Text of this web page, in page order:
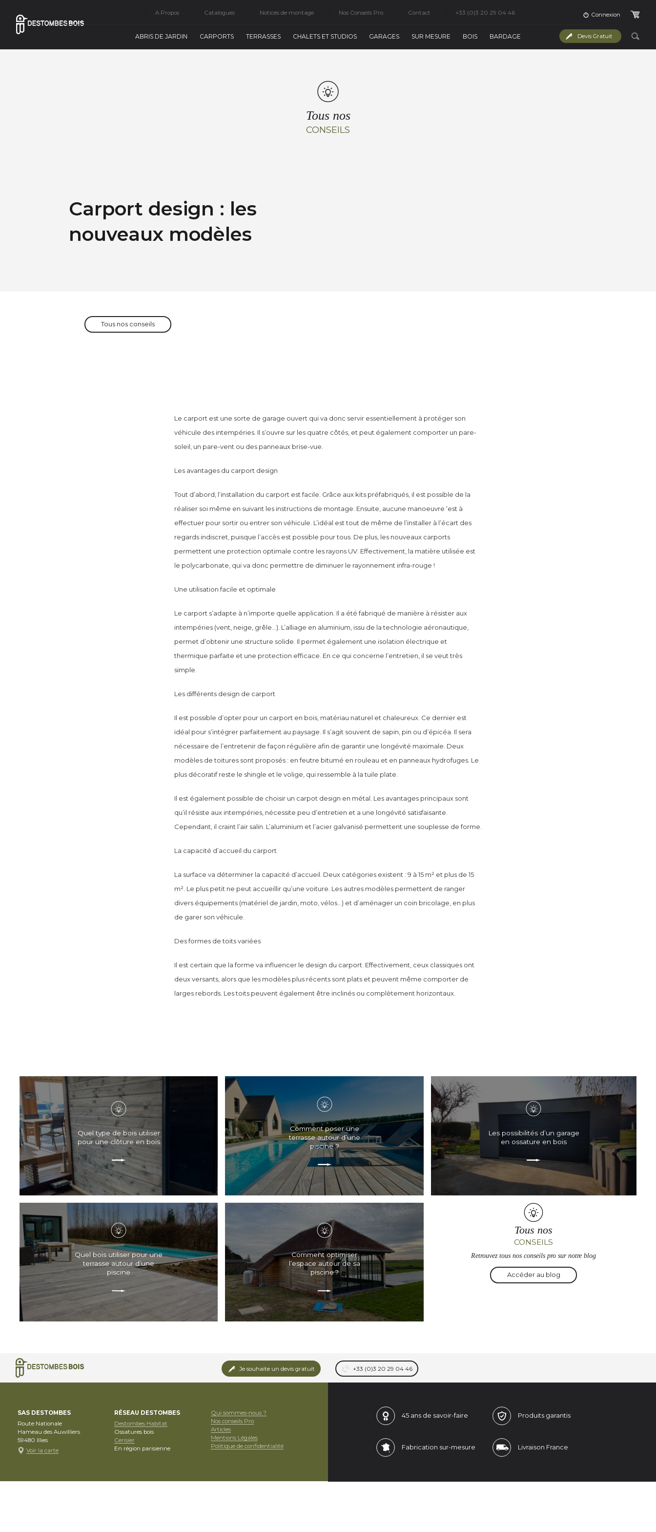
ABRIS DE JARDIN CARPORTS TERRASSES CHALETS ET STUDIOS GARAGES SUR MESURE BOIS BARDAGE
A Propos Catalogues Notices de montage Nos Conseils Pro Contact +33 (0)3 20 29 04 46
Devis Gratuit
Connexion
Tous nos
CONSEILS
Carport design : les
nouveaux modèles
Tous nos conseils
Le carport est une sorte de garage ouvert qui va donc servir essentiellement à protéger son
véhicule des intempéries. Il s’ouvre sur les quatre côtés, et peut également comporter un pare-
soleil, un pare-vent ou des panneaux brise-vue.
Les avantages du carport design
Tout d’abord, l’installation du carport est facile. Grâce aux kits préfabriqués, il est possible de la
réaliser soi même en suivant les instructions de montage. Ensuite, aucune manoeuvre ‘est à
effectuer pour sortir ou entrer son véhicule. L’idéal est tout de même de l’installer à l’écart des
regards indiscret, puisque l’accès est possible pour tous. De plus, les nouveaux carports
permettent une protection optimale contre les rayons UV. Effectivement, la matière utilisée est
le polycarbonate, qui va donc permettre de diminuer le rayonnement infra-rouge !
Une utilisation facile et optimale
Le carport s’adapte à n’importe quelle application. Il a été fabriqué de manière à résister aux
intempéries (vent, neige, grêle…). L’alliage en aluminium, issu de la technologie aéronautique,
permet d’obtenir une structure solide. Il permet également une isolation électrique et
thermique parfaite et une protection efficace. En ce qui concerne l’entretien, il se veut très
simple.
Les différents design de carport
Il est possible d’opter pour un carport en bois, matériau naturel et chaleureux. Ce dernier est
idéal pour s’intégrer parfaitement au paysage. Il s’agit souvent de sapin, pin ou d’épicéa. Il sera
nécessaire de l’entretenir de façon régulière afin de garantir une longévité maximale. Deux
modèles de toitures sont proposés : en feutre bitumé en rouleau et en panneaux hydrofuges. Le
plus décoratif reste le shingle et le volige, qui ressemble à la tuile plate.
Il est également possible de choisir un carpot design en métal. Les avantages principaux sont
qu’il résiste aux intempéries, nécessite peu d’entretien et a une longévité satisfaisante.
Cependant, il craint l’air salin. L’aluminium et l’acier galvanisé permettent une souplesse de forme.
La capacité d’accueil du carport
La surface va déterminer la capacité d’accueil. Deux catégories existent : 9 à 15 m² et plus de 15
m². Le plus petit ne peut accueillir qu’une voiture. Les autres modèles permettent de ranger
divers équipements (matériel de jardin, moto, vélos…) et d’aménager un coin bricolage, en plus
de garer son véhicule.
Des formes de toits variées
Il est certain que la forme va influencer le design du carport. Effectivement, ceux classiques ont
deux versants, alors que les modèles plus récents sont plats et peuvent même comporter de
larges rebords. Les toits peuvent également être inclinés ou complètement horizontaux.
Quel type de bois utiliser
pour une clôture en bois
Comment poser une
terrasse autour d’une
piscine ?
Les possibilités d’un garage
en ossature en bois
Quel bois utiliser pour une
terrasse autour d’une
piscine
Comment optimiser
l’espace autour de sa
piscine ?
Tous nos
CONSEILS
Retrouvez tous nos conseils pro sur notre blog
Accéder au blog
Je souhaite un devis gratuit +33 (0)3 20 29 04 46
45 ans de savoir-faire Produits garantis
Fabrication sur-mesure Livraison France
SAS DESTOMBES
Route Nationale
Hameau des Auwilliers
59480 Illies
Voir la carte
RÉSEAU DESTOMBES
Destombes Habitat
Ossatures bois
Cerisier
En région parisienne
Qui sommes-nous ?
Nos conseils Pro
Articles
Mentions Légales
Politique de confidentialité